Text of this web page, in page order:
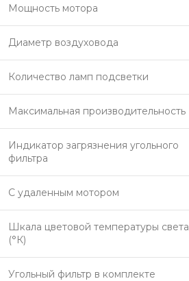
Мощность мотора
Диаметр воздуховода
Количество ламп подсветки
Максимальная производительность
Индикатор загрязнения угольного
фильтра
С удаленным мотором
Шкала цветовой температуры света
(°К)
Угольный фильтр в комплекте